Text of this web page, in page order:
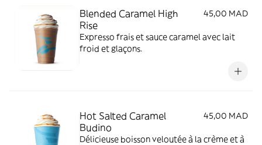
Blended Caramel High
Rise
45,00 MAD
Expresso frais et sauce caramel avec lait
froid et glaçons.
Hot Salted Caramel
Budino
45,00 MAD
Délicieuse boisson veloutée à la crème et à